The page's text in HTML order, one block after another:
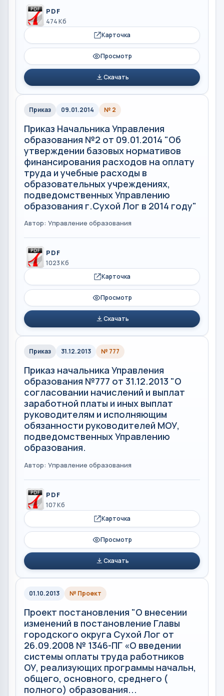
PDF
474 Кб
Карточка
Просмотр
Скачать
Приказ 09.01.2014 № 2
Приказ Начальника Управления
образования №2 от 09.01.2014 "Об
утверждении базовых нормативов
финансирования расходов на оплату
труда и учебные расходы в
образовательных учреждениях,
подведомственных Управлению
образования г.Сухой Лог в 2014 году"
Автор: Управление образования
PDF
1023 Кб
Карточка
Просмотр
Скачать
Приказ 31.12.2013 № 777
Приказ начальника Управления
образования №777 от 31.12.2013 "О
согласовании начислений и выплат
заработной платы и иных выплат
руководителям и исполняющим
обязанности руководителей МОУ,
подведомственных Управлению
образования.
Автор: Управление образования
PDF
107 Кб
Карточка
Просмотр
Скачать
01.10.2013 № Проект
Проект постановления "О внесении
изменений в постановление Главы
городского округа Сухой Лог от
26.09.2008 № 1346-ПГ «О введении
системы оплаты труда работников
ОУ, реализующих программы начальн,
общего, основного, среднего (
полного) образования...